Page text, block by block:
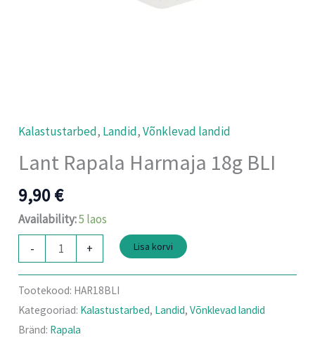
Kalastustarbed, Landid,Võnklevad landid
Lant Rapala Harmaja 18g BLI
9,90€
Availability:5 laos
-
+ Lisa korvi
Tootekood: HAR18BLI
Kategooriad: Kalastustarbed, Landid,Võnklevad landid
Bränd: Rapala